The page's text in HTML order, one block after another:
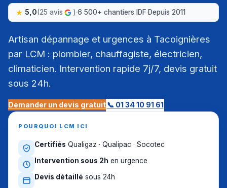
5,0(25 avis )·6 500+ chantiers IDF·Depuis 2011
Artisan dépannage et urgences à Tacoignières
par LCM : plombier, chauffagiste, électricien,
climaticien. Intervention rapide 7j/7, devis gratuit
sous 24h.
Demander un devis gratuit📞 01 34 10 91 61
POURQUOI LCM ICI
Certifiés Qualigaz · Qualipac · Socotec
Intervention sous 2h en urgence
Devis détaillé sous 24h